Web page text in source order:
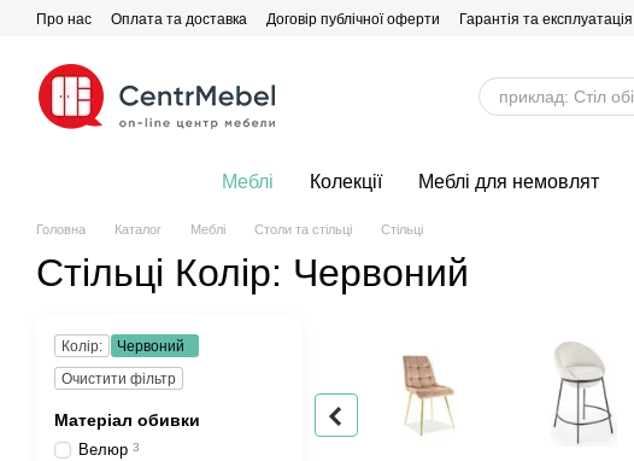
Перейти до основного контенту
Про нас Оплата та доставка Договір публічної оферти Гарантія та експлуатація
Меблі Колекції Меблі для немовлят
Головна Каталог Меблі Столи та стільці Стільці
Стільці Колір: Червоний
Колір:
Червоний
Очистити фільтр
Матеріал обивки
Велюр 3